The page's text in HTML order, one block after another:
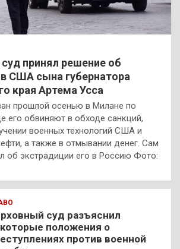
принял решение об
США сына губернатора
края Артема Усса
прошлой осенью в Милане по
его обвиняют в обходе санкций,
военных технологий США и
а также в отмывании денег. Сам
об экстрадиции его в Россию Фото:
суд разъяснил
положения о
против военной